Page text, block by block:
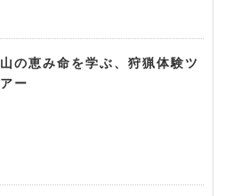
山の恵み命を学ぶ、狩猟体験ツ
アー